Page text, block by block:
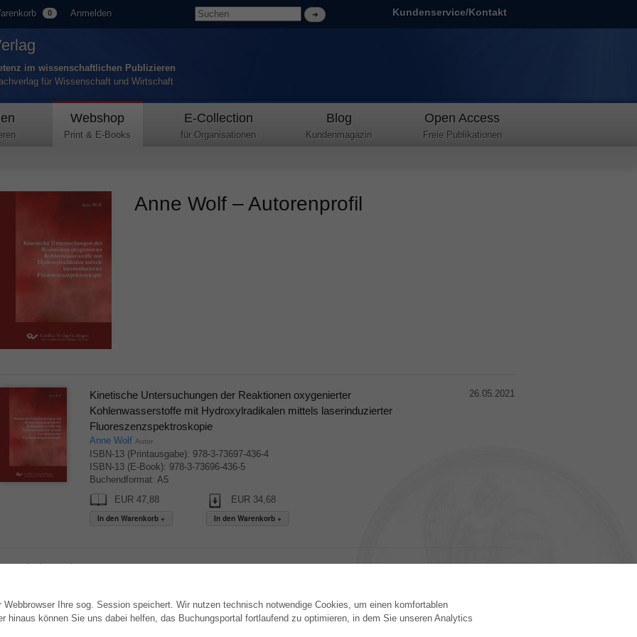
Ihre sog. Session speichert. Wir nutzen technisch notwendige Cookies, um einen komfortablen
hinaus können Sie uns dabei helfen, das Buchungsportal fortlaufend zu optimieren, in dem Sie unseren Analytics
0 Anmelden Kundenservice/Kontakt
im wissenschaftlichen Publizieren
für Wissenschaft und Wirtschaft
Webshop
Print & E-Books
E-Collection
für Organisationen
Blog
Kundenmagazin
Open Access
Freie Publikationen
Anne Wolf – Autorenprofil
Kinetische Untersuchungen der Reaktionen oxygenierter
Kohlenwasserstoffe mit Hydroxylradikalen mittels laserinduzierter
Fluoreszenzspektroskopie
Anne Wolf Autor
ISBN-13 (Printausgabe): 978-3-73697-436-4
ISBN-13 (E-Book): 978-3-73696-436-5
Buchendformat: A5
EUR 47,88
EUR 34,68
26.05.2021
▲ nach oben springen
WEBSHOP AUTOR WERDEN VERLAG